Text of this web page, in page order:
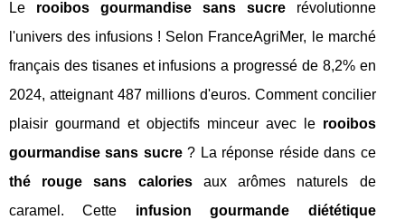
Le rooibos gourmandise sans sucrerévolutionne
l'univers des infusions ! Selon FranceAgriMer, le marché
français des tisanes et infusions a progressé de 8,2% en
2024, atteignant 487 millions d'euros. Comment concilier
plaisir gourmand et objectifs minceur avec le rooibos
gourmandise sans sucre? La réponse réside dans ce
thé rouge sans caloriesaux arômes naturels de
caramel. Cette infusion gourmande diététique